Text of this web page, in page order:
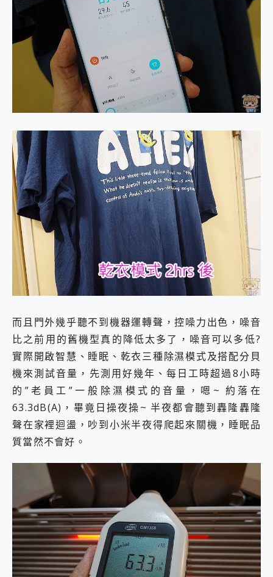
而且門外幾乎聽不到機器運轉聲，控噪力出色，噪音
比之前用的舊機型真的降低太多了，噪音可以多低?
實際開啟智慧、睡眠、乾衣三種除濕模式及搭配分貝
機來測試音量，先測用好幾年、每日工時超過8小時
的”老員工”一般除濕模式的音量，嗯~ 約落在
63.3dB(A)，畢竟日操夜操~ 半夜都會聽到轟隆轟隆
聲在家裡迴盪，吵到小米半夜得爬起來關機，睡眠品
質當然不會好。